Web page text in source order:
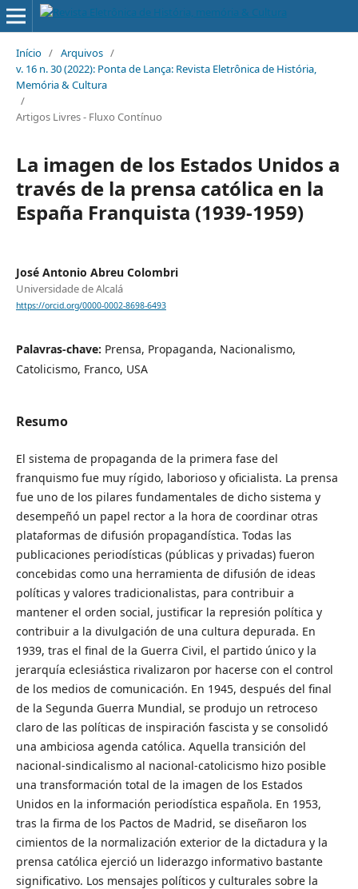
Início / Arquivos /
v. 16 n. 30 (2022): Ponta de Lança: Revista Eletrônica de História,
Memória & Cultura
/
Artigos Livres - Fluxo Contínuo
La imagen de los Estados Unidos a
través de la prensa católica en la
España Franquista (1939-1959)
José Antonio Abreu Colombri
Universidade de Alcalá
https://orcid.org/0000-0002-8698-6493
Palavras-chave: Prensa, Propaganda, Nacionalismo,
Catolicismo, Franco, USA
Resumo
El sistema de propaganda de la primera fase del
franquismo fue muy rígido, laborioso y oficialista. La prensa
fue uno de los pilares fundamentales de dicho sistema y
desempeñó un papel rector a la hora de coordinar otras
plataformas de difusión propagandística. Todas las
publicaciones periodísticas (públicas y privadas) fueron
concebidas como una herramienta de difusión de ideas
políticas y valores tradicionalistas, para contribuir a
mantener el orden social, justificar la represión política y
contribuir a la divulgación de una cultura depurada. En
1939, tras el final de la Guerra Civil, el partido único y la
jerarquía eclesiástica rivalizaron por hacerse con el control
de los medios de comunicación. En 1945, después del final
de la Segunda Guerra Mundial, se produjo un retroceso
claro de las políticas de inspiración fascista y se consolidó
una ambiciosa agenda católica. Aquella transición del
nacional-sindicalismo al nacional-catolicismo hizo posible
una transformación total de la imagen de los Estados
Unidos en la información periodística española. En 1953,
tras la firma de los Pactos de Madrid, se diseñaron los
cimientos de la normalización exterior de la dictadura y la
prensa católica ejerció un liderazgo informativo bastante
significativo. Los mensajes políticos y culturales sobre la